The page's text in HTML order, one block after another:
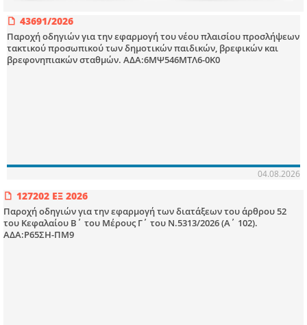
43691/2026
Παροχή οδηγιών για την εφαρμογή του νέου πλαισίου προσλήψεων
τακτικού προσωπικού των δημοτικών παιδικών, βρεφικών και
βρεφονηπιακών σταθμών. ΑΔΑ:6ΜΨ546ΜΤΛ6-0Κ0
04.08.2026
127202 ΕΞ 2026
Παροχή οδηγιών για την εφαρμογή των διατάξεων του άρθρου 52
του Κεφαλαίου Β΄ του Μέρους Γ΄ του Ν.5313/2026 (Α΄ 102).
ΑΔΑ:Ρ65ΣΗ-ΠΜ9